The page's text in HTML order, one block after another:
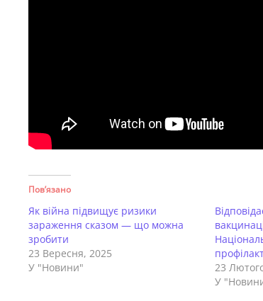
Пов’язано
Як війна підвищує ризики
зараження сказом — що можна
зробити
23 Вересня, 2025
У "Новини"
23
У